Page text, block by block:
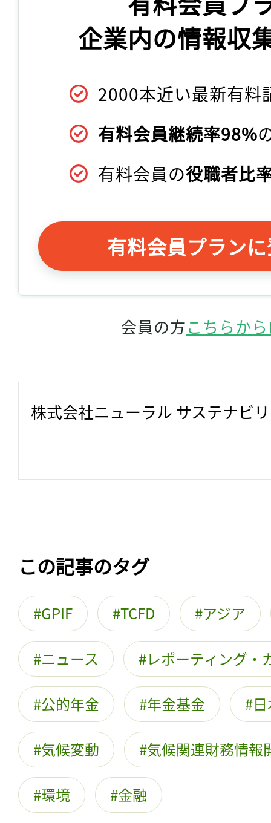
企業内の情報収
2000本近い最新有料
有料会員継続率98%
有料会員の役職者比
有料会員プラン
会員の方こちらか
株式会社ニューラル サステナビ
この記事のタグ
GPIF TCFD アジア
ニュース レポーティング・
公的年金 年金基金
気候変動 気候関連財務情報
環境 金融